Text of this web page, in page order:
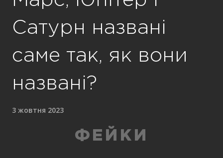
Сатурн названі
саме так, як вони
названі?
3 жовтня 2023
ФЕЙКИ